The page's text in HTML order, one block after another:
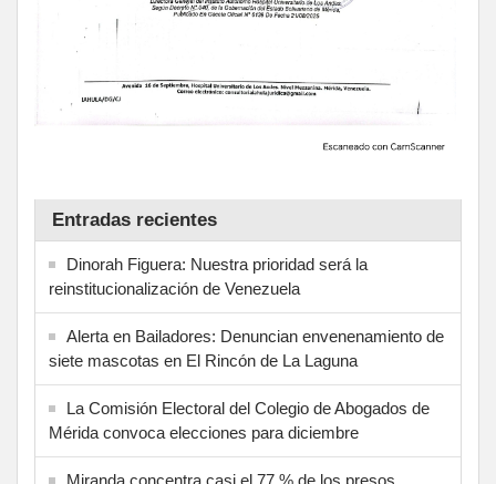
Entradas recientes
Dinorah Figuera: Nuestra prioridad será la
reinstitucionalización de Venezuela
Alerta en Bailadores: Denuncian envenenamiento de
siete mascotas en El Rincón de La Laguna
La Comisión Electoral del Colegio de Abogados de
Mérida convoca elecciones para diciembre